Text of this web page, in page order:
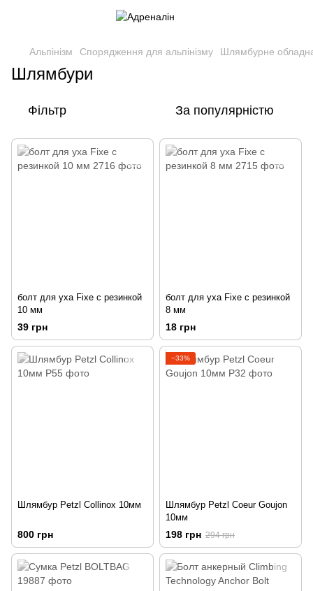
Альпінізм Спорядження для альпінізму Шлямбурне
Шлямбури
Фільтр За популярністю
болт для уха Fixe c резинкой
10 мм
39 грн
болт для уха Fixe c резинкой
8 мм
18 грн
Шлямбур Petzl Collinox 10мм
800 грн
−33%
Шлямбур Petzl Coeur Goujon
10мм
198 грн 294 грн